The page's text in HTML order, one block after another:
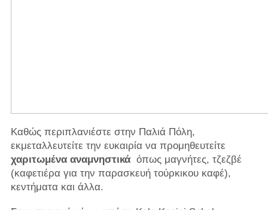
Καθώς περιπλανιέστε στην Παλιά Πόλη,
εκμεταλλευτείτε την ευκαιρία να προμηθευτείτε
χαριτωμένα αναμνηστικάόπως μαγνήτες, τζεζβέ
(καφετιέρα για την παρασκευή τούρκικου καφέ),
κεντήματα και άλλα.